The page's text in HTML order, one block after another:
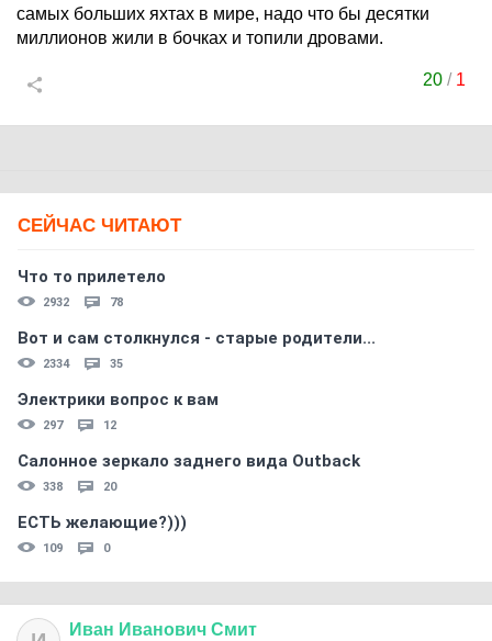
самых больших яхтах в мире, надо что бы десятки
миллионов жили в бочках и топили дровами.
20 / 1
СЕЙЧАС ЧИТАЮТ
Что то прилетело
2932 78
Вот и сам столкнулся - старые родители...
2334 35
Электрики вопрос к вам
297 12
Салонное зеркало заднего вида Outback
338 20
ЕСТЬ желающие?)))
109 0
Иван Иванович Смит